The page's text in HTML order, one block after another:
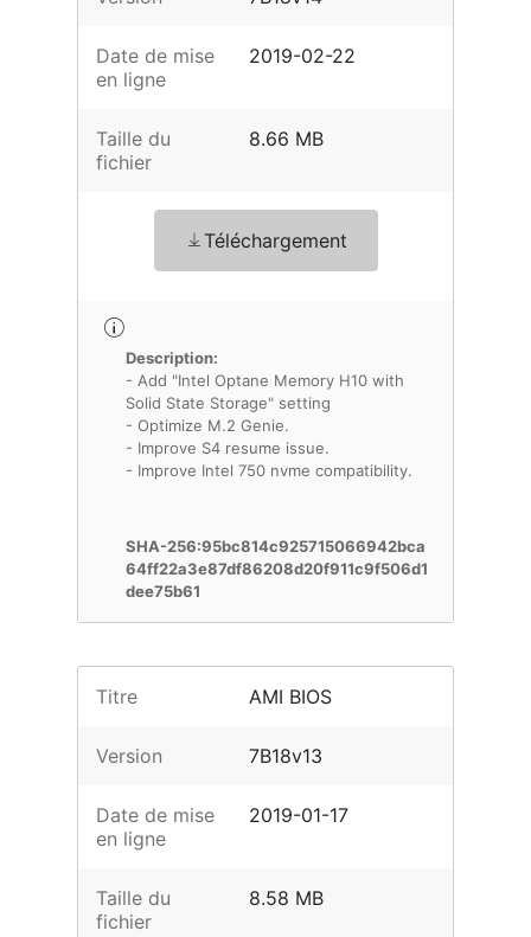
Date de mise
en ligne
2019-02-22
Taille du
fichier
8.66 MB
Téléchargement
Description:
- Add "Intel Optane Memory H10 with
Solid State Storage" setting
- Optimize M.2 Genie.
- Improve S4 resume issue.
- Improve Intel 750 nvme compatibility.
SHA-256:95bc814c925715066942bca
64ff22a3e87df86208d20f911c9f506d1
dee75b61
Titre AMI BIOS
Version 7B18v13
Date de mise
en ligne
2019-01-17
Taille du
fichier
8.58 MB